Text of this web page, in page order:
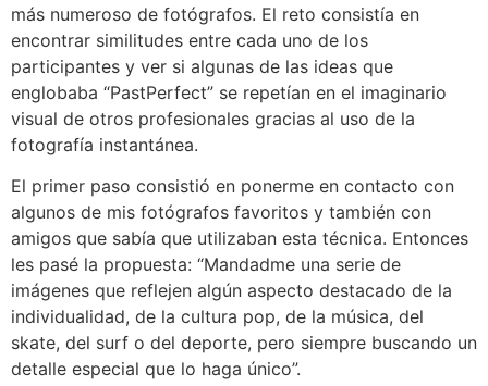
más numeroso de fotógrafos. El reto consistía en
encontrar similitudes entre cada uno de los
participantes y ver si algunas de las ideas que
englobaba “PastPerfect” se repetían en el imaginario
visual de otros profesionales gracias al uso de la
fotografía instantánea.
El primer paso consistió en ponerme en contacto con
algunos de mis fotógrafos favoritos y también con
amigos que sabía que utilizaban esta técnica. Entonces
les pasé la propuesta: “Mandadme una serie de
imágenes que reflejen algún aspecto destacado de la
individualidad, de la cultura pop, de la música, del
skate, del surf o del deporte, pero siempre buscando un
detalle especial que lo haga único”.